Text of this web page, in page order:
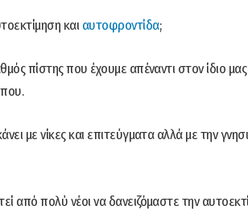
και αυτοφροντίδα;
πίστης που έχουμε απέναντι στον ίδιο
με νίκες και επιτεύγματα αλλά με την
από πολύ νέοι να δανειζόμαστε την